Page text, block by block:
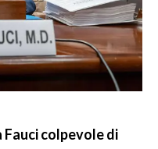
Fauci colpevole di